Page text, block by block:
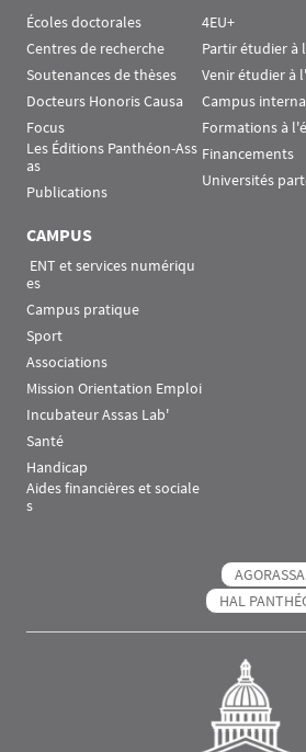
Écoles doctorales
Centres de recherche
Soutenances de thèses
Docteurs Honoris Causa
Focus
Les Éditions Panthéon-Ass
as
Publications
4EU+
Partir étudier à
Venir étudier à
Campus
Formations à
Financements
Universités
CAMPUS
es
Campus pratique
Sport
Associations
Mission Orientation Emploi
Incubateur Assas Lab'
Santé
Handicap
Aides financières et sociale
s
HAL